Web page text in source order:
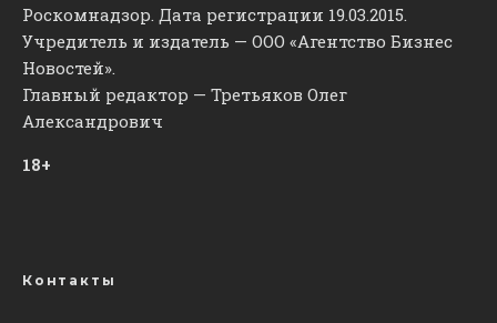
Роскомнадзор. Дата регистрации 19.03.2015.
Учредитель и издатель — ООО «Агентство Бизнес
Новостей».
Главный редактор — Третьяков Олег
Александрович
18+
Контакты